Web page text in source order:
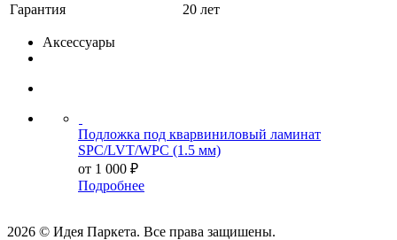
Гарантия
20 лет
Аксессуары
Подложка под кварвиниловый ламинат
SPC/LVT/WPC (1.5 мм)
от 1 000 ₽
Подробнее
2026 © Идея Паркета. Все права защишены.